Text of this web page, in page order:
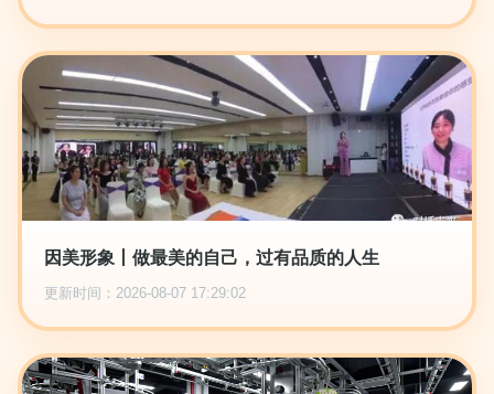
因美形象丨做最美的自己，过有品质的人生
更新时间：2026-08-07 17:29:02